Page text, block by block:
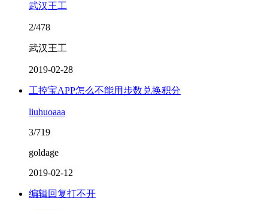
武汉王工
2/478
武汉王工
2019-02-28
工控宝APP怎么不能用步数兑换积分
liuhuoaaa
3/719
goldage
2019-02-12
编辑回复打不开